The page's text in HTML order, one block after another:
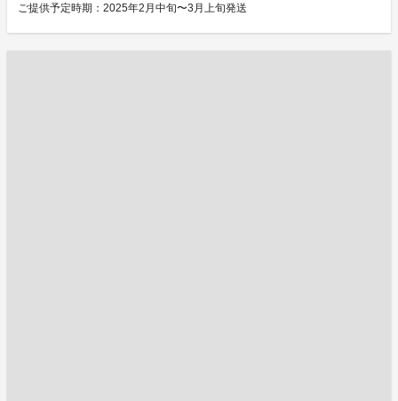
ご提供予定時期：2025年2月中旬〜3月上旬発送